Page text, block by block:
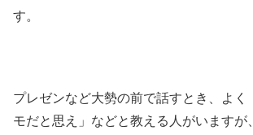
す。
プレゼンなど大勢の前で話すとき、よく
モだと思え」などと教える人がいますが